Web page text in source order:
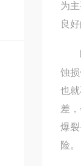
为
良
蚀
也
差
爆
险。